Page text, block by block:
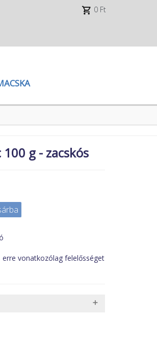
0 Ft
g - zacskós
vonatkozólag felelősséget